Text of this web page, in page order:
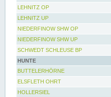
LEHNITZ OP
LEHNITZ UP
NIEDERFINOW SHW OP
NIEDERFINOW SHW UP
SCHWEDT SCHLEUSE BP
HUNTE
BUTTELERHÖRNE
ELSFLETH OHRT
HOLLERSIEL